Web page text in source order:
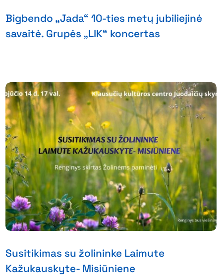
Bigbendo „Jada“ 10-ties metų jubiliejinė
savaitė. Grupės „LIK“ koncertas
Susitikimas su žolininke Laimute
Kažukauskyte- Misiūniene